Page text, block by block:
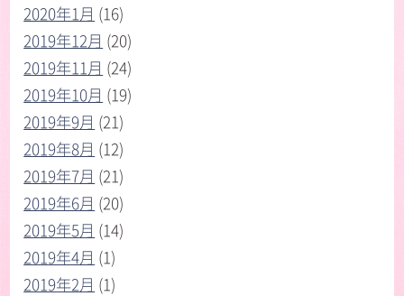
2020年1月 (16)
2019年12月 (20)
2019年11月 (24)
2019年10月 (19)
2019年9月 (21)
2019年8月 (12)
2019年7月 (21)
2019年6月 (20)
2019年5月 (14)
2019年4月 (1)
2019年2月 (1)